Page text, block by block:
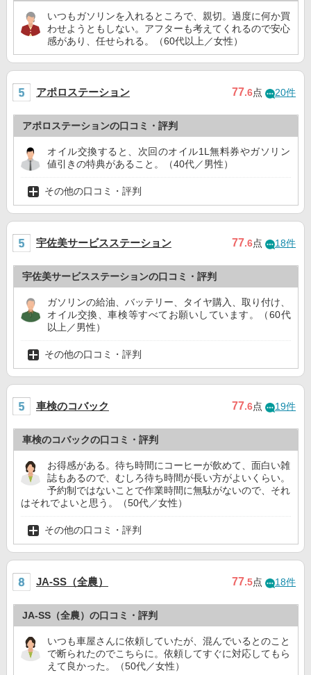
いつもガソリンを入れるところで、親切。過度に何か買
わせようともしない。アフターも考えてくれるので安心
感があり、任せられる。（60代以上／女性）
アポロステーション 77.6点 20件
アポロステーションの口コミ・評判
オイル交換すると、次回のオイル1L無料券やガソリン
値引きの特典があること。（40代／男性）
その他の口コミ・評判
宇佐美サービスステーション 77.6点 18件
宇佐美サービスステーションの口コミ・評判
ガソリンの給油、バッテリー、タイヤ購入、取り付け、
オイル交換、車検等すべてお願いしています。（60代
以上／男性）
その他の口コミ・評判
車検のコバック 77.6点 19件
車検のコバックの口コミ・評判
お得感がある。待ち時間にコーヒーが飲めて、面白い雑
誌もあるので、むしろ待ち時間が長い方がよいくらい。
予約制ではないことで作業時間に無駄がないので、それ
はそれでよいと思う。（50代／女性）
その他の口コミ・評判
JA-SS（全農） 77.5点 18件
JA-SS（全農）の口コミ・評判
いつも車屋さんに依頼していたが、混んでいるとのこと
で断られたのでこちらに。依頼してすぐに対応してもら
えて良かった。（50代／女性）